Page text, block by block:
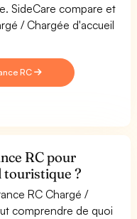
SideCare compare et
/ Chargée d'accueil
RC
RC pour
touristique ?
RC Chargé /
comprendre de quoi